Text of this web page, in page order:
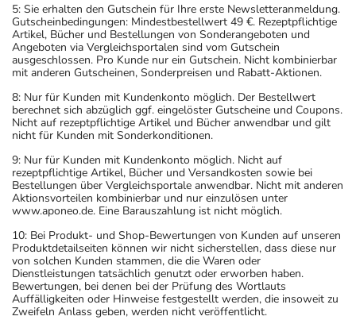
Diese Angabe gilt nur für die zubereitete Suspension.
Wichtige Hinweise
Was sollten Sie beachten?
- Eine gute Stoffwechseleinstellung und engmaschige
Überwachung während der Schwangerschaft ist
unbedingt erforderlich.
- Vorsicht bei Allergie gegen Maisstärke!
- Es kann Arzneimittel geben, mit denen
Wechselwirkungen auftreten. Sie sollten deswegen
generell vor der Behandlung mit einem neuen
Arzneimittel jedes andere, das Sie bereits anwenden,
dem Arzt oder Apotheker angeben. Das gilt auch für
Arzneimittel, die Sie selbst kaufen, nur gelegentlich
anwenden oder deren Anwendung schon einige Zeit
zurückliegt.
5: Sie erhalten den Gutschein für Ihre erste Newsletteranmeldung.
Gutscheinbedingungen: Mindestbestellwert 49 €. Rezeptpflichtige
Artikel, Bücher und Bestellungen von Sonderangeboten und
Angeboten via Vergleichsportalen sind vom Gutschein
ausgeschlossen. Pro Kunde nur ein Gutschein. Nicht kombinierbar
mit anderen Gutscheinen, Sonderpreisen und Rabatt-Aktionen.
8: Nur für Kunden mit Kundenkonto möglich. Der Bestellwert
berechnet sich abzüglich ggf. eingelöster Gutscheine und Coupons.
Nicht auf rezeptpflichtige Artikel und Bücher anwendbar und gilt
nicht für Kunden mit Sonderkonditionen.
9: Nur für Kunden mit Kundenkonto möglich. Nicht auf
rezeptpflichtige Artikel, Bücher und Versandkosten sowie bei
Bestellungen über Vergleichsportale anwendbar. Nicht mit anderen
Aktionsvorteilen kombinierbar und nur einzulösen unter
www.aponeo.de. Eine Barauszahlung ist nicht möglich.
10: Bei Produkt- und Shop-Bewertungen von Kunden auf unseren
Produktdetailseiten können wir nicht sicherstellen, dass diese nur
von solchen Kunden stammen, die die Waren oder
Dienstleistungen tatsächlich genutzt oder erworben haben.
Bewertungen, bei denen bei der Prüfung des Wortlauts
Auffälligkeiten oder Hinweise festgestellt werden, die insoweit zu
Zweifeln Anlass geben, werden nicht veröffentlicht.